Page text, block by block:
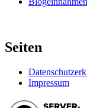
Seiten
Impressum